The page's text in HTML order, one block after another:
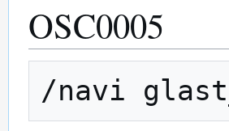
OSC0005
/navi